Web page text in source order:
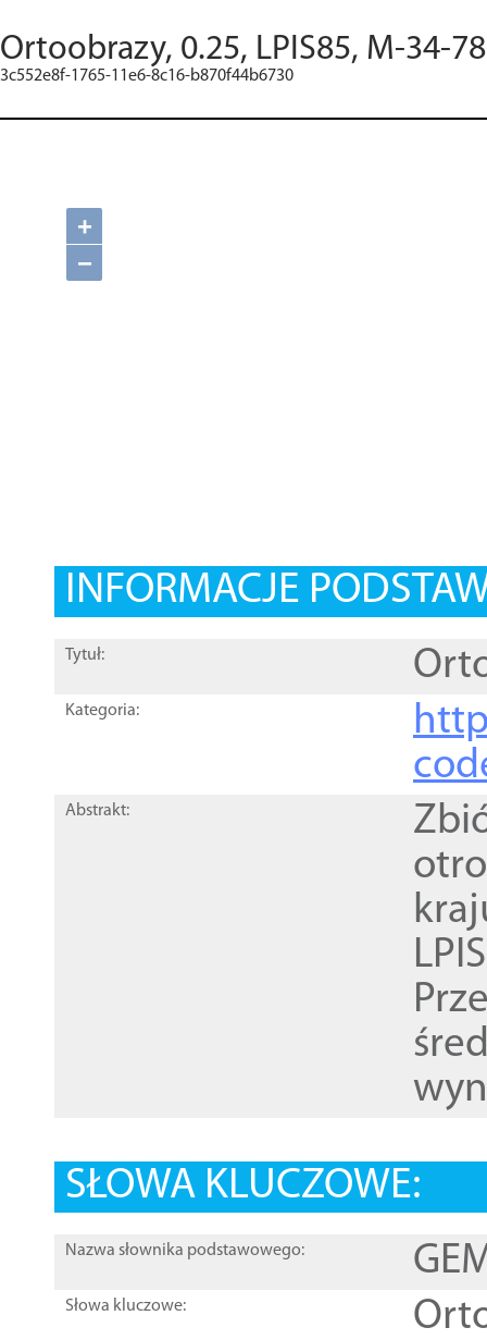
Ortoobrazy, 0.25, LPIS85, M-34-
3c552e8f-1765-11e6-8c16-b870f44b6730
+
−
INFORMACJE
Tytuł:
Kategoria:
Abstrakt:
SŁOWA KLUCZOWE:
Nazwa słownika podstawowego:
Słowa kluczowe: